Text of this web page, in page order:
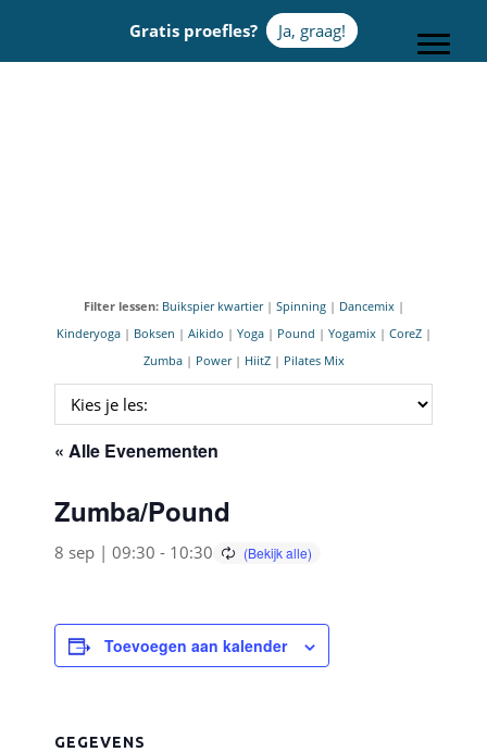
Gratis proefles? Ja, graag!
Filter lessen: Buikspier kwartier| Spinning| Dancemix|
Kinderyoga| Boksen | Aikido | Yoga| Pound | Yogamix| CoreZ|
Zumba| Power| HiitZ| Pilates Mix
« Alle Evenementen
Zumba/Pound
8 sep | 09:30 - 10:30
Toevoegen aan kalender
GEGEVENS